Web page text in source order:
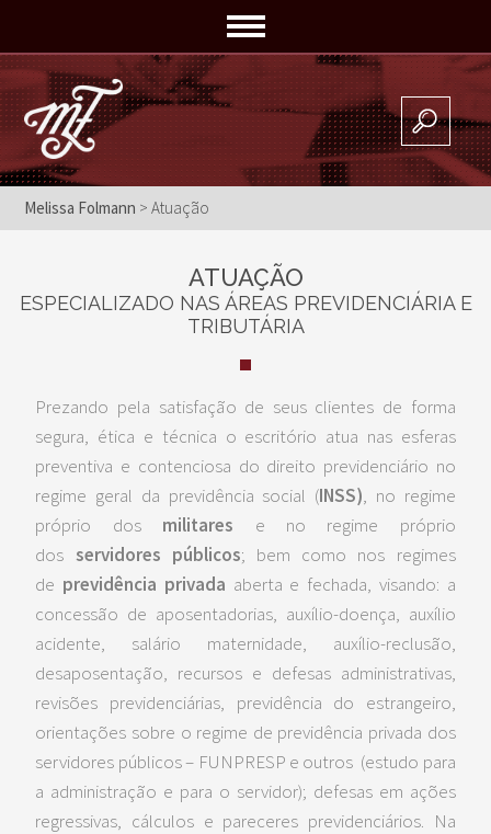
Melissa Folmann > Atuação
ATUAÇÃO
ESPECIALIZADO NAS ÁREAS PREVIDENCIÁRIA E
TRIBUTÁRIA
Prezando pela satisfação de seus clientes de forma
segura, ética e técnica o escritório atua nas esferas
preventiva e contenciosa do direito previdenciário no
regime geral da previdência social (INSS), no regime
próprio dos militares e no regime próprio
dos servidores públicos; bem como nos regimes
de previdência privada aberta e fechada, visando: a
concessão de aposentadorias, auxílio-doença, auxílio
acidente, salário maternidade, auxílio-reclusão,
desaposentação, recursos e defesas administrativas,
revisões previdenciárias, previdência do estrangeiro,
orientações sobre o regime de previdência privada dos
servidores públicos – FUNPRESP e outros (estudo para
a administração e para o servidor); defesas em ações
regressivas, cálculos e pareceres previdenciários. Na